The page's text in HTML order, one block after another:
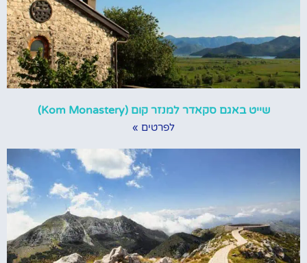
שייט באגם סקאדר למנזר קום (Kom Monastery)
לפרטים »